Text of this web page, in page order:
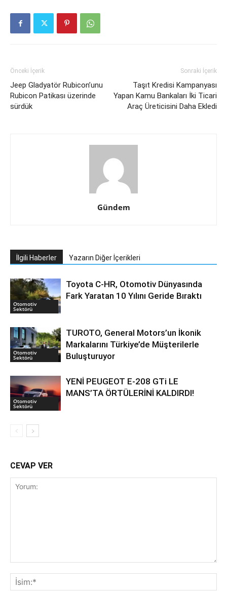
Önceki İçerik
Jeep Gladyatör Rubicon’unu
Rubicon Patikası üzerinde
sürdük
Sonraki İçerik
Taşıt Kredisi Kampanyası
Yapan Kamu Bankaları İki Ticari
Araç Üreticisini Daha Ekledi
Gündem
İlgili Haberler Yazarın Diğer İçerikleri
Otomotiv
Sektörü
Toyota C-HR, Otomotiv Dünyasında
Fark Yaratan 10 Yılını Geride Bıraktı
Otomotiv
Sektörü
TUROTO, General Motors’un İkonik
Markalarını Türkiye’de Müşterilerle
Buluşturuyor
Otomotiv
Sektörü
YENİ PEUGEOT E-208 GTi LE
MANS’TA ÖRTÜLERİNİ KALDIRDI!
CEVAP VER